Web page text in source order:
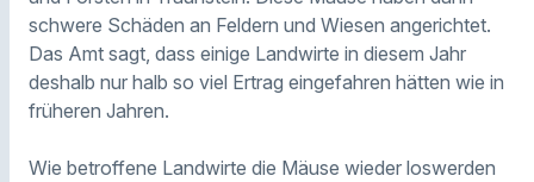
schwere Schäden an Feldern und Wiesen angerichtet.
Das Amt sagt, dass einige Landwirte in diesem Jahr
deshalb nur halb so viel Ertrag eingefahren hätten wie in
früheren Jahren.
Wie betroffene Landwirte die Mäuse wieder loswerden